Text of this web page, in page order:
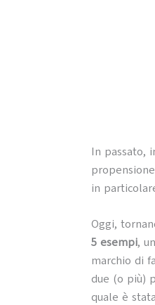
In passato,
in
Oggi,
5 esempi,
marchio di
due (o più)
quale è